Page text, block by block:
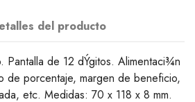
del producto
Pantalla de 12 dÝgitos. Alimentaci¾n
de porcentaje, margen de beneficio,
etc. Medidas: 70 x 118 x 8 mm.